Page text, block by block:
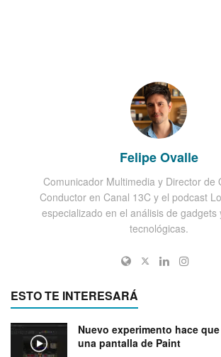
Felipe Ovalle
Comunicador Multimedia y Director de
Conductor en Canal 13C y el podcast
especializado en el análisis de gadgets
tecnológicas.
ESTO TE INTERESARÁ
Nuevo experimento hace que
una pantalla de Paint